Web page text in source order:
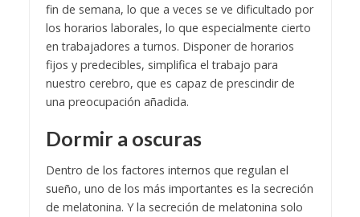
fin de semana, lo que a veces se ve dificultado por
los horarios laborales, lo que especialmente cierto
en trabajadores a turnos. Disponer de horarios
fijos y predecibles, simplifica el trabajo para
nuestro cerebro, que es capaz de prescindir de
una preocupación añadida.
Dormir a oscuras
Dentro de los factores internos que regulan el
sueño, uno de los más importantes es la secreción
de melatonina. Y la secreción de melatonina solo